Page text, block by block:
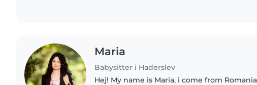
Maria
Babysitter i Haderslev
Hej! My name is Maria, i come from